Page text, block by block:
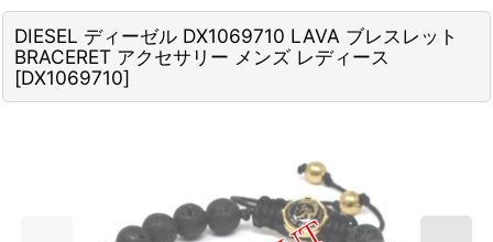
DIESEL ディーゼル DX1069710 LAVA ブレスレット
BRACERET アクセサリー メンズ レディース
[DX1069710]